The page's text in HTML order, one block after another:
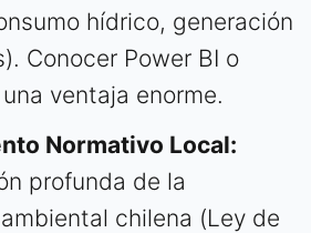
hídrico, generación
Conocer Power BI o
ventaja enorme.
Normativo Local:
profunda de la
chilena (Ley de